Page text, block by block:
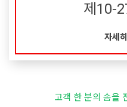
제10-
자세
고객 한 분의 솜을